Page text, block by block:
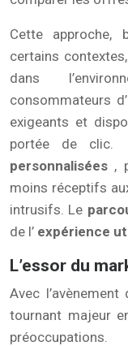
Cette approche,
certains
dans
consommateurs
exigeants et
portée de clic.
personnalisées ,
moins réceptifs
intrusifs. Le
de l’ expérience
L’essor du
Avec
tournant majeur